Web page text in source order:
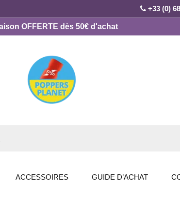
+33 (0)
OFFERTE dès 50€ d'achat
ACCESSOIRES GUIDE D’ACHAT